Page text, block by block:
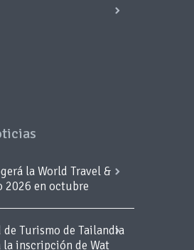
la World Travel &
2026 en octubre
Turismo de Tailandia
la inscripción de Wat